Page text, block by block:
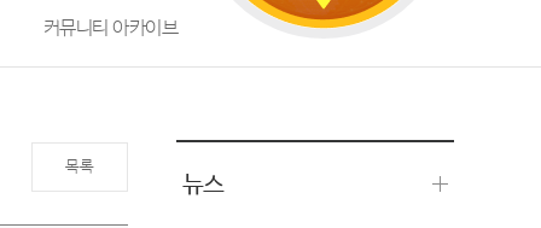
커뮤니티 아카이브
목록
뉴스